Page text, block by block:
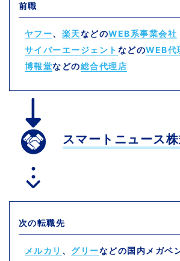
前職
ヤフー、 楽天などのWEB系事業会社
サイバーエージェント などのWEB代
博報堂などの総合代理店
スマートニュース
次の転職先
メルカリ 、 グリーなどの国内メガベ